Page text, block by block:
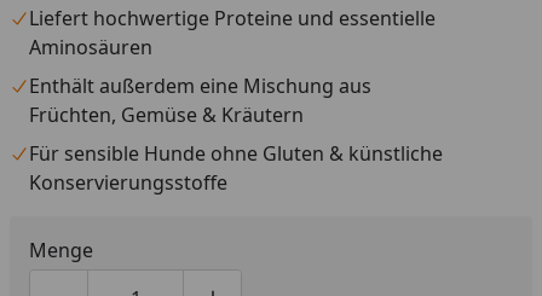
Liefert hochwertige Proteine und essentielle
Aminosäuren
Enthält außerdem eine Mischung aus
Früchten, Gemüse & Kräutern
Für sensible Hunde ohne Gluten & künstliche
Konservierungsstoffe
Menge